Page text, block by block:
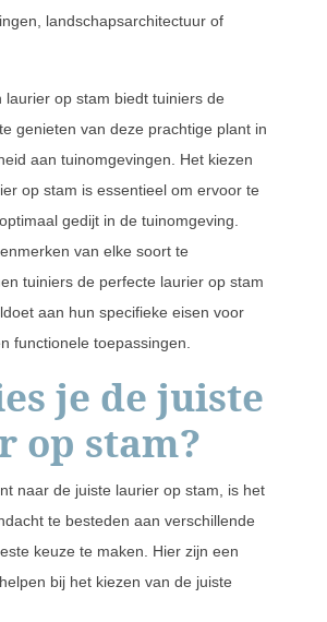
landschapsarchitectuur of
laurier op stam biedt tuiniers de
genieten van deze prachtige plant in
aan tuinomgevingen. Het kiezen
op stam is essentieel om ervoor te
gedijt in de tuinomgeving.
van elke soort te
tuiniers de perfecte laurier op stam
aan hun specifieke eisen voor
functionele toepassingen.
je de juiste
op stam?
naar de juiste laurier op stam, is het
te besteden aan verschillende
keuze te maken. Hier zijn een
bij het kiezen van de juiste